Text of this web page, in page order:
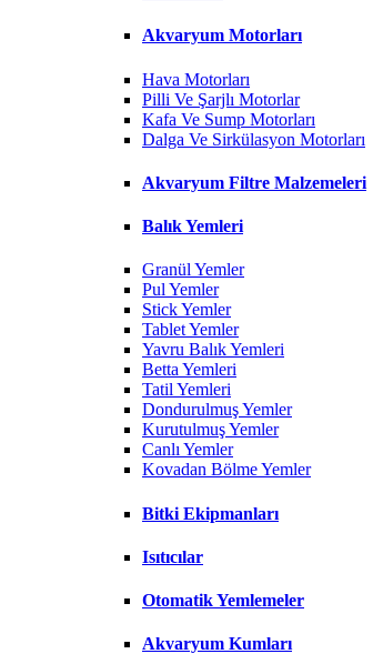
Akvaryum Motorları
Hava Motorları
Pilli Ve Şarjlı Motorlar
Kafa Ve Sump Motorları
Dalga Ve Sirkülasyon Motorları
Akvaryum Filtre Malzemeleri
Balık Yemleri
Granül Yemler
Pul Yemler
Stick Yemler
Tablet Yemler
Yavru Balık Yemleri
Betta Yemleri
Tatil Yemleri
Dondurulmuş Yemler
Kurutulmuş Yemler
Canlı Yemler
Kovadan Bölme Yemler
Bitki Ekipmanları
Isıtıcılar
Otomatik Yemlemeler
Akvaryum Kumları